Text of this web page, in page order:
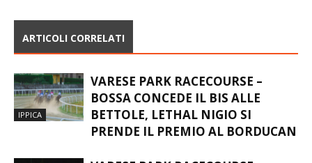
VARESE PARK RACECOURSE –
BOSSA CONCEDE IL BIS ALLE
BETTOLE, LETHAL NIGIO SI